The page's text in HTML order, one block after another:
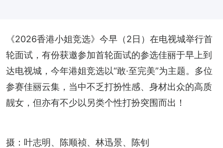
《2026香港小姐竞选》今早（2日）在电视城举行首
轮面试，有份获邀参加首轮面试的参选佳丽于早上到
达电视城，今年港姐竞选以“敢·至完美”为主题。多位
参赛佳丽云集，当中不乏打扮性感、身材出众的高质
靓女，但亦有不少以另类个性打扮突围而出！
摄：叶志明、陈顺祯、林迅景、陈钊